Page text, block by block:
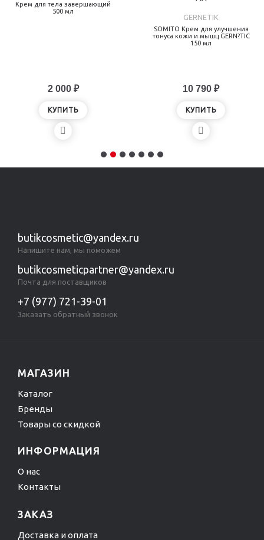
Крем для тела завершающий
500 мл
2 000 ₽
КУПИТЬ
GERNETIK
SOMITO Крем для улучшения
тонуса кожи и мышц GERN?TIC
150 мл
10 790 ₽
КУПИТЬ
butikcosmetic@yandex.ru
Напишите нам, мы поможем
butikcosmeticpartner@yandex.ru
Почта для поставщиков
+7 (977) 721-39-01
Заказать обратный звонок
МАГАЗИН
Каталог
Бренды
Товары со скидкой
ИНФОРМАЦИЯ
О нас
Контакты
ЗАКАЗ
Доставка и оплата